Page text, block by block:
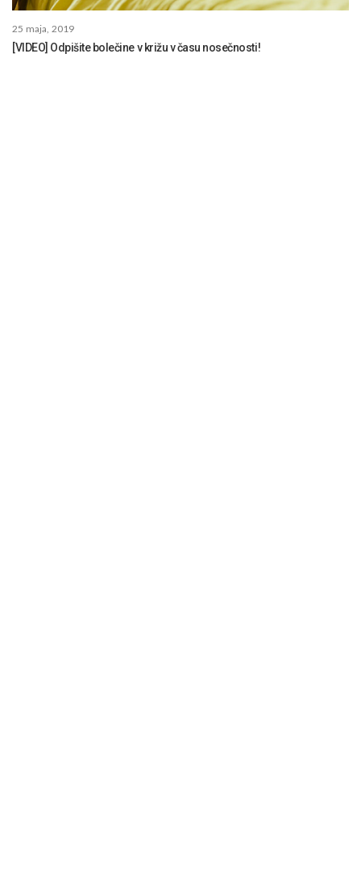
25 maja, 2019
[VIDEO] Odpišite bolečine v križu v času nosečnosti!